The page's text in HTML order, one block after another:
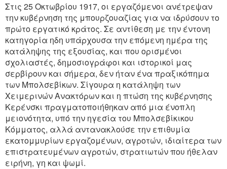
Στις 25 Οκτωβρίου 1917, οι εργαζόμενοι ανέτρεψαν
την κυβέρνηση της μπουρζουαζίας για να ιδρύσουν το
πρώτο εργατικό κράτος. Σε αντίθεση με την έντονη
κατηγορία ηδη υπάρχουσα την επόμενη ημέρα της
κατάληψης της εξουσίας, και που ορισμένοι
σχολιαστές, δημοσιογράφοι και ιστορικοί μας
σερβίρουν και σήμερα, δεν ήταν ένα πραξικόπημα
των Μπολσεβίκων. Σίγουρα η κατάληψη των
Χειμερινών Ανακτόρων και η πτώση της κυβέρνησης
Κερένσκι πραγματοποιήθηκαν από μια ένοπλη
μειονότητα, υπό την ηγεσία του Μπολσεβίκικου
Κόμματος, αλλά αντανακλούσε την επιθυμία
εκατομμυρίων εργαζομένων, αγροτών, ιδιαίτερα των
επιστρατευμένων αγροτών, στρατιωτών που ήθελαν
ειρήνη, γη και ψωμί.